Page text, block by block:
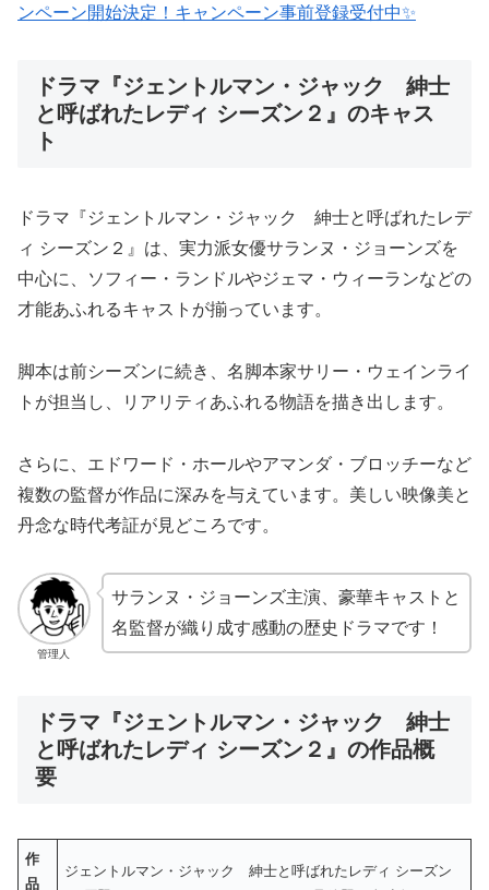
ンペーン開始決定！キャンペーン事前登録受付中✨
ドラマ『ジェントルマン・ジャック 紳士
と呼ばれたレディ シーズン２』のキャス
ト
ドラマ『ジェントルマン・ジャック 紳士と呼ばれたレデ
ィ シーズン２』は、実力派女優サランヌ・ジョーンズを
中心に、ソフィー・ランドルやジェマ・ウィーランなどの
才能あふれるキャストが揃っています。
脚本は前シーズンに続き、名脚本家サリー・ウェインライ
トが担当し、リアリティあふれる物語を描き出します。
さらに、エドワード・ホールやアマンダ・ブロッチーなど
複数の監督が作品に深みを与えています。美しい映像美と
丹念な時代考証が見どころです。
管理人
サランヌ・ジョーンズ主演、豪華キャストと
名監督が織り成す感動の歴史ドラマです！
ドラマ『ジェントルマン・ジャック 紳士
と呼ばれたレディ シーズン２』の作品概
要
作
品
ジェントルマン・ジャック 紳士と呼ばれたレディ シーズン